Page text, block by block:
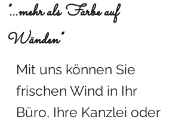
"...mehr als Farbe auf
Wänden"
Mit uns können Sie
frischen Wind in Ihr
Büro, Ihre Kanzlei oder